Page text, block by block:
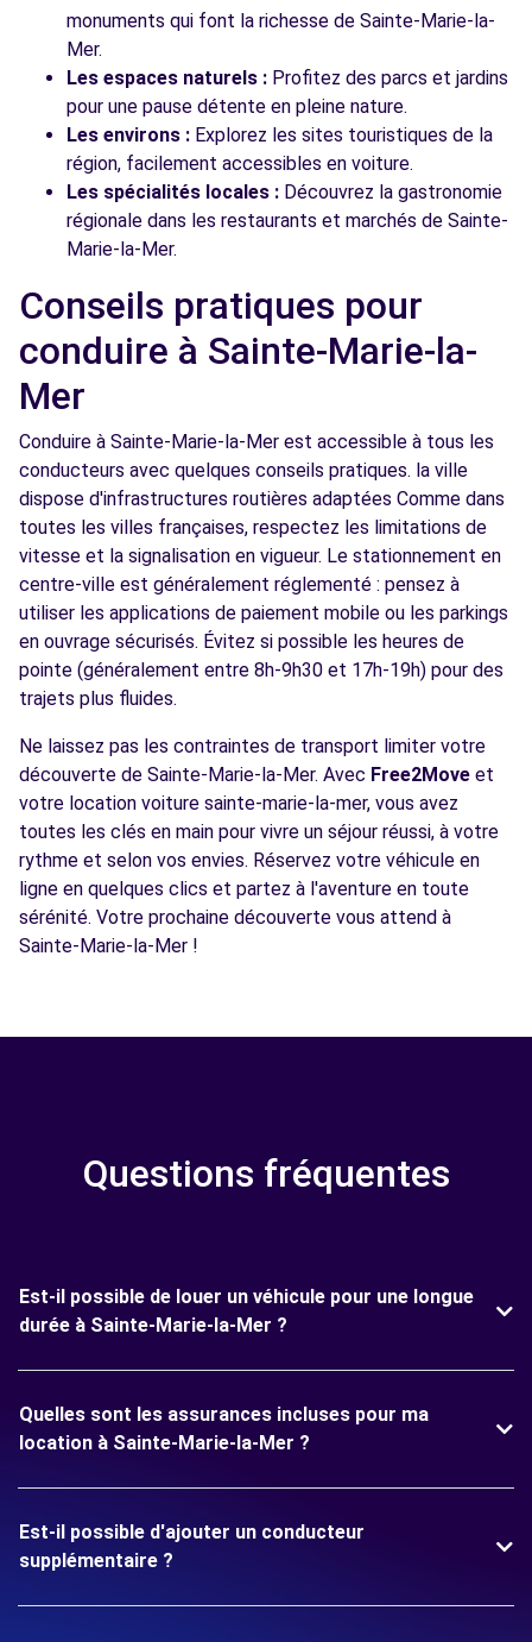
monuments qui font la richesse de Sainte-Marie-la-
Mer.
Les espaces naturels : Profitez des parcs et jardins
pour une pause détente en pleine nature.
Les environs : Explorez les sites touristiques de la
région, facilement accessibles en voiture.
Les spécialités locales : Découvrez la gastronomie
régionale dans les restaurants et marchés de Sainte-
Marie-la-Mer.
Conseils pratiques pour
conduire à Sainte-Marie-la-
Mer
Conduire à Sainte-Marie-la-Mer est accessible à tous les
conducteurs avec quelques conseils pratiques. la ville
dispose d'infrastructures routières adaptées Comme dans
toutes les villes françaises, respectez les limitations de
vitesse et la signalisation en vigueur. Le stationnement en
centre-ville est généralement réglementé : pensez à
utiliser les applications de paiement mobile ou les parkings
en ouvrage sécurisés. Évitez si possible les heures de
pointe (généralement entre 8h-9h30 et 17h-19h) pour des
trajets plus fluides.
Ne laissez pas les contraintes de transport limiter votre
découverte de Sainte-Marie-la-Mer. Avec Free2Move et
votre location voiture sainte-marie-la-mer, vous avez
toutes les clés en main pour vivre un séjour réussi, à votre
rythme et selon vos envies. Réservez votre véhicule en
ligne en quelques clics et partez à l'aventure en toute
sérénité. Votre prochaine découverte vous attend à
Sainte-Marie-la-Mer !
Questions fréquentes
Est-il possible de louer un véhicule pour une longue
durée à Sainte-Marie-la-Mer ?
Quelles sont les assurances incluses pour ma
location à Sainte-Marie-la-Mer ?
Est-il possible d'ajouter un conducteur
supplémentaire ?